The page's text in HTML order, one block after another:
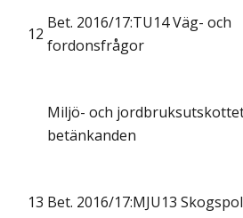
12
Bet. 2016/17:TU14 Väg- och
fordonsfrågor
Miljö- och
betänkanden
13 Bet. 2016/17:MJU13